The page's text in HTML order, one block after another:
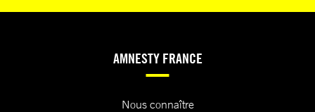
AMNESTY FRANCE
Nous connaître